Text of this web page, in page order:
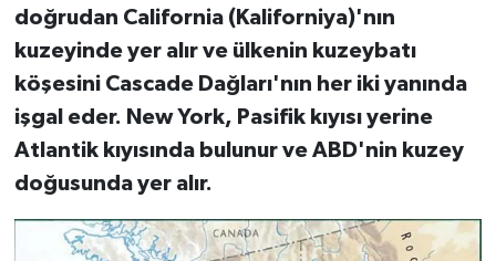
doğrudan California (Kaliforniya)'nın
kuzeyinde yer alır ve ülkenin kuzeybatı
köşesini Cascade Dağları'nın her iki yanında
işgal eder. New York, Pasifik kıyısı yerine
Atlantik kıyısında bulunur ve ABD'nin kuzey
doğusunda yer alır.